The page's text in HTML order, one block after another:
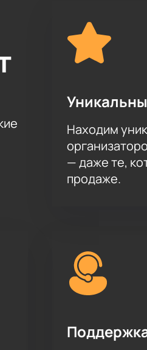
сайте. Это просто, быстро и
времени. Отправляйте
можно любым доступным
Находим
— даже те,
продаже.